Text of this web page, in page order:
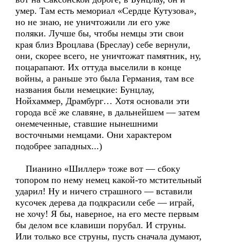
умер. Там есть мемориал «Сердце Кутузова»,
но не знаю, не уничтожили ли его уже
поляки. Лучше бы, чтобы немцы эти свои
края близ Вроцлава (Бреслау) себе вернули,
они, скорее всего, не уничтожат памятник, ну,
поцарапают. Их оттуда выселили в конце
войны, а раньше это была Германия, там все
названия были немецкие: Бунцлау,
Нойхаммер, Драмбург… Хотя основали эти
города всё же славяне, в дальнейшем — затем
онемеченные, ставшие нынешними
восточными немцами. Они характером
подобрее западных...)
Пианино «Шиллер» тоже вот — сбоку
топором по нему немец какой-то мстительный
ударил! Ну и ничего страшного — вставили
кусочек дерева да подкрасили себе — играй,
не хочу! Я бы, наверное, на его месте первым
бы делом все клавиши порубал. И струны.
Или только все струны, пусть сначала думают,